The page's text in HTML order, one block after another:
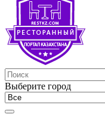
Выберите город